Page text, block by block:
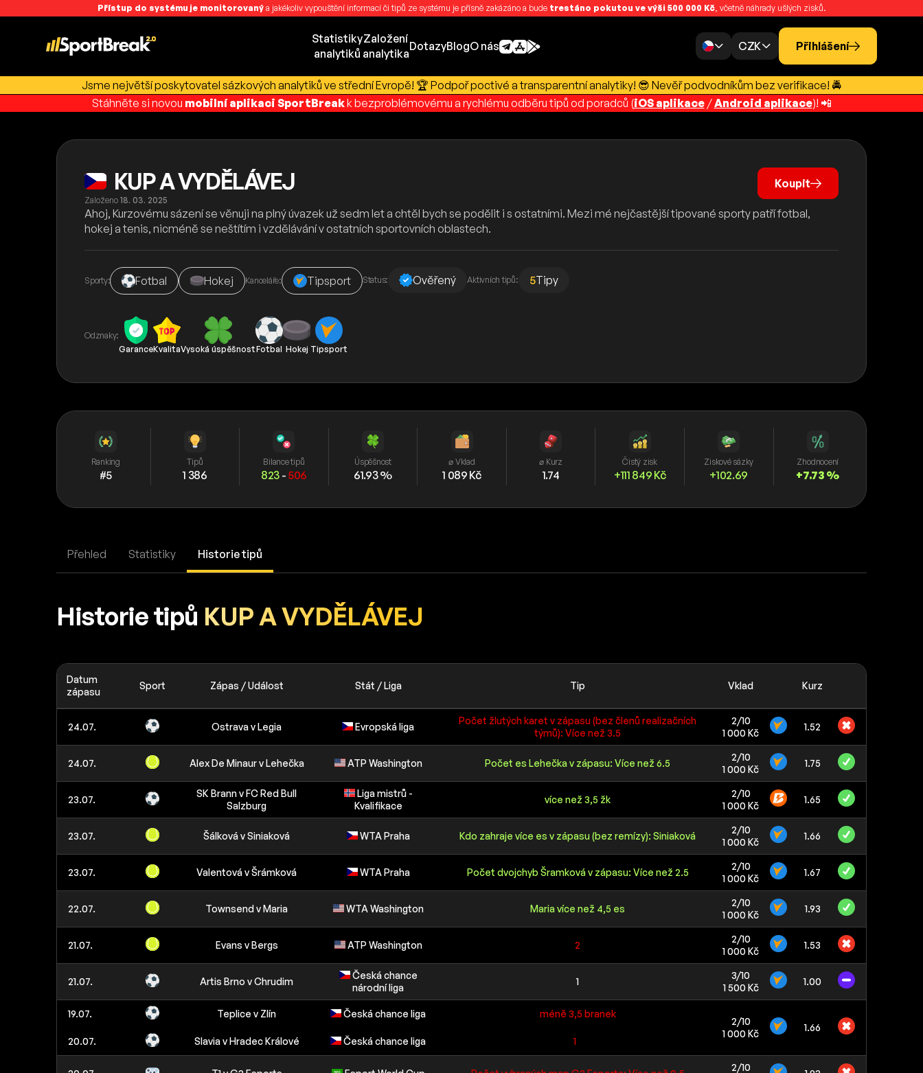
Přístup do systému je monitorovanýa jakékoliv vypouštění informací či tipů ze systému je přísně zakázáno a bude trestáno pokutou ve výši 500 000 Kč, včetně náhrady ušlých zisků.
Statistiky
analytiků
Založení
analytika
DotazyBlogO nás CZK Přihlášení
Jsme největší poskytovatel sázkových analytiků ve střední Evropě! 🏆 Podpoř poctivé a transparentní analytiky! 😎 Nevěř podvodníkům bez verifikace! 🚔
Stáhněte si novou mobilní aplikaci SportBreakk bezproblémovému a rychlému odběru tipů od poradců (iOS aplikace/Android aplikace)! 📲
KUP A VYDĚLÁVEJ
Založeno 18. 03. 2025
Koupit
Ahoj, Kurzovému sázení se věnuji na plný úvazek už sedm let a chtěl bych se podělit i s ostatními. Mezi mé nejčastější tipované sporty patří fotbal,
hokej a tenis, nicméně se neštítím i vzdělávání v ostatních sportovních oblastech.
Sporty: Fotbal Hokej Kanceláře: Tipsport Status: Ověřený Aktivních tipů: 5Tipy
Odznaky:
GaranceKvalitaVysoká úspěšnostFotbal Hokej Tipsport
Ranking
#5
Tipů
1 386
Bilance tipů
823- 506
Úspěšnost
61.93 %
⌀ Vklad
1 089 Kč
⌀ Kurz
1.74
Čistý zisk
+111 849 Kč
Ziskové sázky
+102.69
Zhodnocení
+7.73 %
Přehled Statistiky Historie tipů
Historie tipů KUP A VYDĚLÁVEJ
Datum
zápasu
Sport Zápas / Událost Stát / Liga Tip Vklad Kurz
24.07. Ostrava v Legia Evropská liga
Počet žlutých karet v zápasu (bez členů realizačních
týmů): Více než 3.5
2/10
1 000 Kč
1.52
24.07. Alex De Minaur v Lehečka ATP Washington Počet es Lehečka v zápasu: Více než 6.5
2/10
1 000 Kč
1.75
23.07.
SK Brann v FC Red Bull
Salzburg
Liga mistrů -
Kvalifikace
více než 3,5 žk
2/10
1 000 Kč
1.65
23.07. Šálková v Siniaková WTA Praha Kdo zahraje více es v zápasu (bez remízy): Siniaková
2/10
1 000 Kč
1.66
23.07. Valentová v Šrámková WTA Praha Počet dvojchyb Šramková v zápasu: Více než 2.5
2/10
1 000 Kč
1.67
22.07. Townsend v Maria WTA Washington Maria více než 4,5 es
2/10
1 000 Kč
1.93
21.07. Evans v Bergs ATP Washington 2
2/10
1 000 Kč
1.53
21.07. Artis Brno v Chrudim
Česká chance
národní liga
1
3/10
1 500 Kč
1.00
19.07. Teplice v Zlín Česká chance liga méně 3,5 branek
2/10
1 000 Kč
1.66
20.07.
Slavia v Hradec Králové Česká chance liga 1
2/10